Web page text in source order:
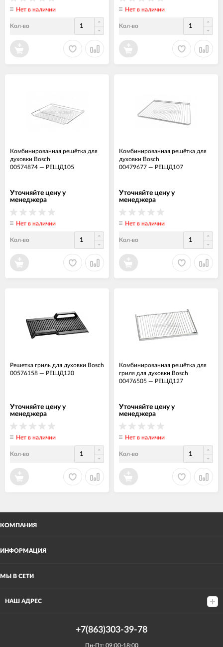
Нет в наличии
Кол-во
Нет в наличии
Кол-во
Комбинированная решётка для
духовки Bosch
00574874 — РЕШД105
Уточняйте цену у
менеджера
Нет в наличии
Кол-во
Комбинированная решётка для
духовки Bosch
00479677 — РЕШД107
Уточняйте цену у
менеджера
Нет в наличии
Кол-во
Решетка гриль для духовки Bosch
00576158 — РЕШД120
Уточняйте цену у
менеджера
Нет в наличии
Кол-во
Комбинированная решётка для
гриля для духовки Bosch
00476505 — РЕШД127
Уточняйте цену у
менеджера
Нет в наличии
Кол-во
КОМПАНИЯ
ИНФОРМАЦИЯ
МЫ В СЕТИ
НАШ АДРЕС
+7(863)303-39-78
Пн-Пт: 09:00-18:00